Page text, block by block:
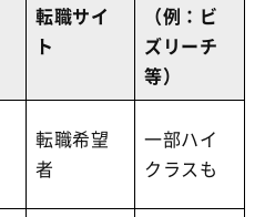
転職サイ
ト
（例：ビ
ズリーチ
等）
転職希望
者
一部ハイ
クラスも